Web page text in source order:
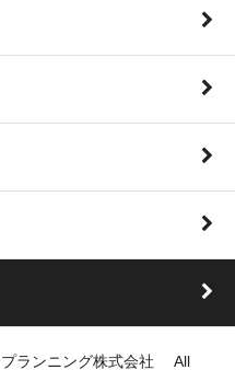
ランニング株式会社 All